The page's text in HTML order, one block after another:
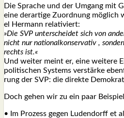
Die Spra­che und der Umgang mit
eine der­ar­ti­ge Zuord­nung
el Her­mann rela­ti­viert:
»Die SVP unter­schei­det sich von
nicht nur natio­nal­kon­ser­va­tiv ,
rechts ist.«
Und wei­ter meint er, eine wei­te­re
poli­ti­schen Sys­tems ver­stär­ke
rung der SVP: die direk­te
Doch gehen wir zu ein paar
• Im Pro­zess gegen Luden­dorff et